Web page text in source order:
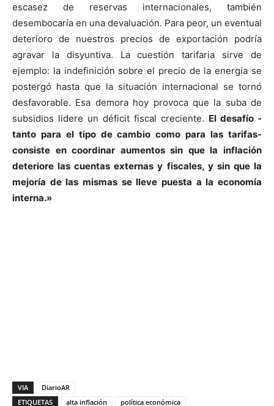
escasez de reservas internacionales, también
desembocaría en una devaluación. Para peor, un eventual
deterioro de nuestros precios de exportación podría
agravar la disyuntiva. La cuestión tarifaria sirve de
ejemplo: la indefinición sobre el precio de la energía se
postergó hasta que la situación internacional se tornó
desfavorable. Esa demora hoy provoca que la suba de
subsidios lidere un déficit fiscal creciente. El desafío -
tanto para el tipo de cambio como para las tarifas-
consiste en coordinar aumentos sin que la inflación
deteriore las cuentas externas y fiscales, y sin que la
mejoría de las mismas se lleve puesta a la economía
interna.»
VIA
DiarioAR
ETIQUETAS
alta inflación política económica